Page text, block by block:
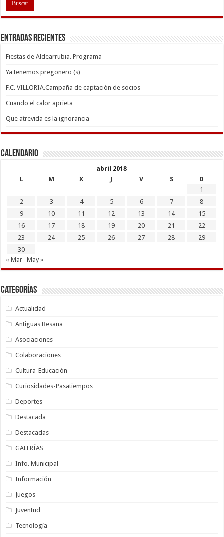
Entradas recientes
Fiestas de Aldearrubia. Programa
Ya tenemos pregonero (s)
F.C. VILLORIA.Campaña de captación de socios
Cuando el calor aprieta
Que atrevida es la ignorancia
Calendario
abril 2018
L
M X J V S
D
1
2
3 4 5 6 7
8
9
10 11 12 13 14
15
16
17 18 19 20 21
22
23
24 25 26 27 28
29
30
« Mar
May »
Categorías
Actualidad
Antiguas Besana
Asociaciones
Colaboraciones
Cultura-Educación
Curiosidades-Pasatiempos
Deportes
Destacada
Destacadas
GALERÍAS
Info. Municipal
Información
Juegos
Juventud
Tecnología